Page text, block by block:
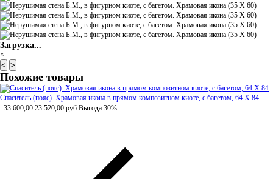
Загрузка...
×
< >
Похожие товары
Спаситель (пояс). Храмовая икона в прямом композитном киоте, с багетом, 64 Х 84
33 600,00 23 520,00 руб Выгода 30%